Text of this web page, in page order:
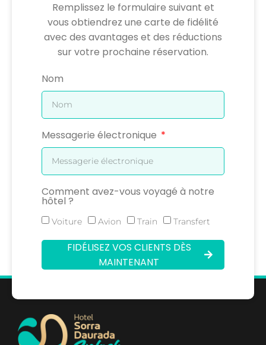
Remplissez le formulaire suivant et
vous obtiendrez une carte de fidélité
avec des avantages et des réductions
sur votre prochaine réservation.
Nom
Messagerie électronique
Comment avez-vous voyagé à notre
hôtel ?
Voiture Avion Train Transfert
FIDÉLISEZ VOS CLIENTS DÈS
MAINTENANT